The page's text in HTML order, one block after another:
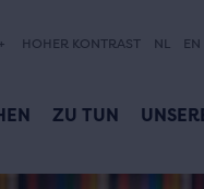
HOHER KONTRAST NL EN
ZU TUN